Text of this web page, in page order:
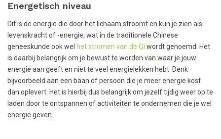
Energetisch niveau
Dit is de energie die door het lichaam stroomt en kun je zien als
levenskracht of -energie, wat in de traditionele Chinese
geneeskunde ook wel het stromen van de Qi wordt genoemd. Het
is daarbij belangrijk om je bewust te worden van waar je jouw
energie aan geeft en niet te veel energielekken hebt. Denk
bijvoorbeeld aan een baan of persoon die je meer energie kost
dan oplevert. Het is hierbij dus belangrijk om jezelf tijdig weer op te
laden door te ontspannen of activiteiten te ondernemen die je wel
energie geven.